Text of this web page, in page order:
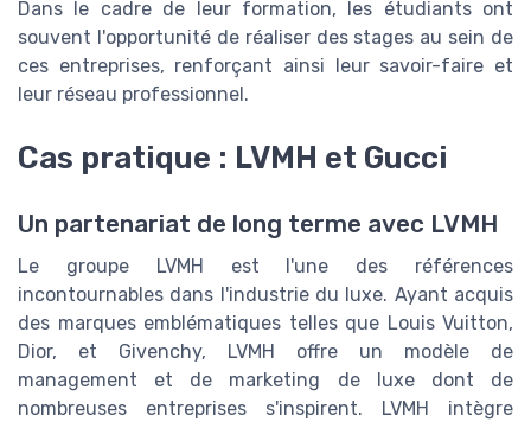
Dans le cadre de leur formation, les étudiants ont
souvent l'opportunité de réaliser des stages au sein de
ces entreprises, renforçant ainsi leur savoir-faire et
leur réseau professionnel.
Cas pratique : LVMH et Gucci
Un partenariat de long terme avec LVMH
Le groupe LVMH est l'une des références
incontournables dans l'industrie du luxe. Ayant acquis
des marques emblématiques telles que Louis Vuitton,
Dior, et Givenchy, LVMH offre un modèle de
management et de marketing de luxe dont de
nombreuses entreprises s'inspirent. LVMH intègre